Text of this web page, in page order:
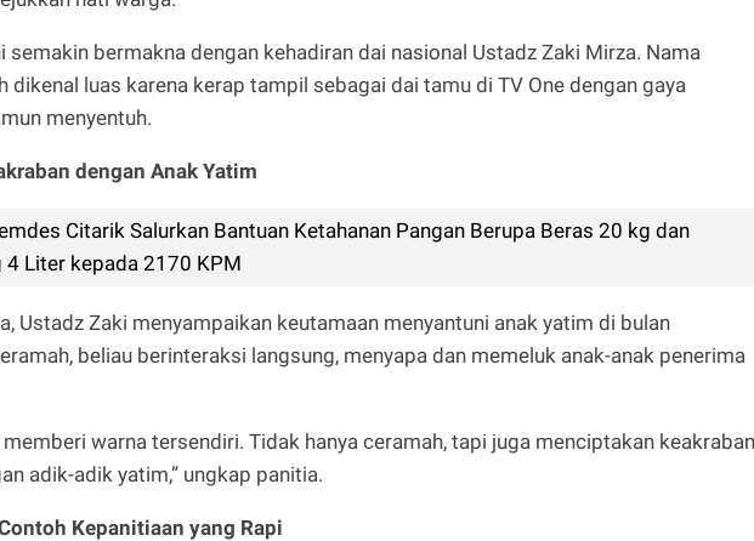
semakin bermakna dengan kehadiran dai nasional Ustadz Zaki Mirza. Nama
dikenal luas karena kerap tampil sebagai dai tamu di TV One dengan gaya
menyentuh.
dengan Anak Yatim
Citarik Salurkan Bantuan Ketahanan Pangan Berupa Beras 20 kg dan
4 Liter kepada 2170 KPM
Ustadz Zaki menyampaikan keutamaan menyantuni anak yatim di bulan
beliau berinteraksi langsung, menyapa dan memeluk anak-anak penerima
memberi warna tersendiri. Tidak hanya ceramah, tapi juga menciptakan keakraban
adik-adik yatim,” ungkap panitia.
Kepanitiaan yang Rapi